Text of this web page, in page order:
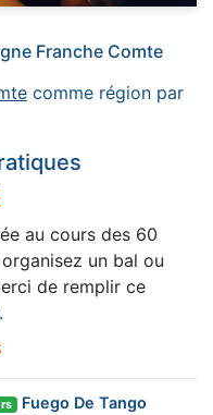
Franche Comte
comme région par
au cours des 60
un bal ou
de remplir ce
Fuego De Tango